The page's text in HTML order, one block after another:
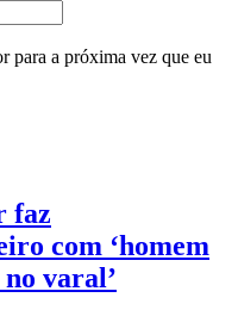
para a próxima vez que eu
faz
com ‘homem
varal’